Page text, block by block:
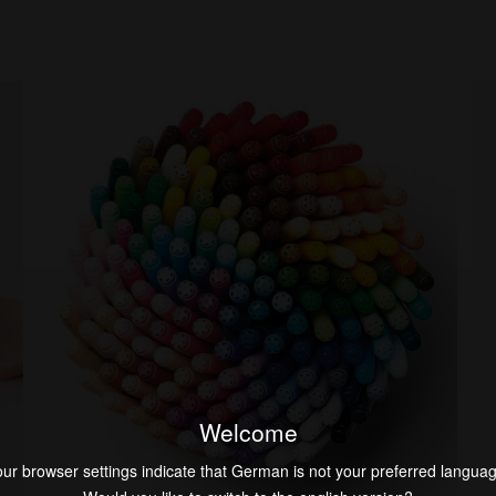
Welcome
browser settings indicate that German is not your preferred